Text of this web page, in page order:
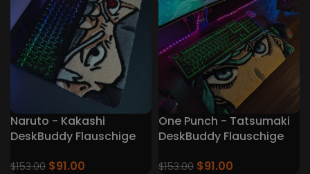
Naruto - Kakashi
DeskBuddy Flauschige
$153.00 $91.00
One Punch - Tatsumaki
DeskBuddy Flauschige
$153.00 $91.00